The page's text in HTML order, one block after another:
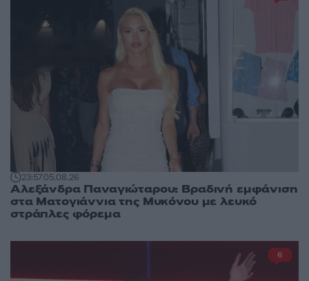
23:5705.08.26
Αλεξάνδρα Παναγιώταρου: Βραδινή εμφάνιση
στα Ματογιάννια της Μυκόνου με λευκό
στράπλες φόρεμα
6